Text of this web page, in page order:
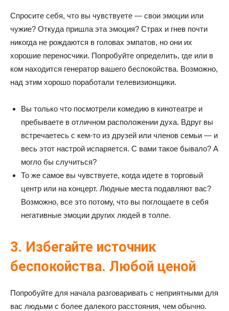
Спросите себя, что вы чувствуете — свои эмоции или
чужие? Откуда пришла эта эмоция? Страх и гнев почти
никогда не рождаются в головах эмпатов, но они их
хорошие переносчики. Попробуйте определить, где или в
ком находится генератор вашего беспокойства. Возможно,
над этим хорошо поработали телевизионщики.
Вы только что посмотрели комедию в кинотеатре и
пребываете в отличном расположении духа. Вдруг вы
встречаетесь с кем-то из друзей или членов семьи — и
весь этот настрой испаряется. С вами такое бывало? А
могло бы случиться?
То же самое вы чувствуете, когда идете в торговый
центр или на концерт. Людные места подавляют вас?
Возможно, все это потому, что вы поглощаете в себя
негативные эмоции других людей в толпе.
3. Избегайте источник
беспокойства. Любой ценой
Попробуйте для начала разговаривать с неприятными для
вас людьми с более далекого расстояния, чем обычно.